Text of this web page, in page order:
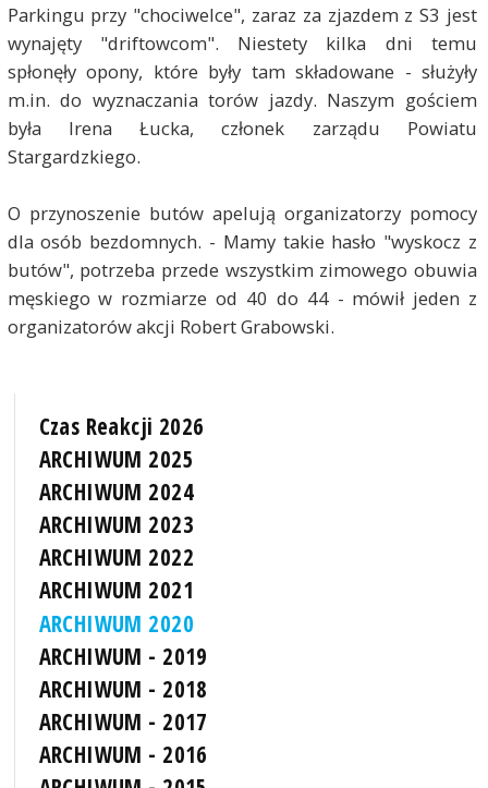
Parkingu przy "chociwelce", zaraz za zjazdem z S3 jest
wynajęty "driftowcom". Niestety kilka dni temu
spłonęły opony, które były tam składowane - służyły
m.in. do wyznaczania torów jazdy. Naszym gościem
była Irena Łucka, członek zarządu Powiatu
Stargardzkiego.
O przynoszenie butów apelują organizatorzy pomocy
dla osób bezdomnych. - Mamy takie hasło "wyskocz z
butów", potrzeba przede wszystkim zimowego obuwia
męskiego w rozmiarze od 40 do 44 - mówił jeden z
organizatorów akcji Robert Grabowski.
Czas Reakcji 2026
ARCHIWUM 2025
ARCHIWUM 2024
ARCHIWUM 2023
ARCHIWUM 2022
ARCHIWUM 2021
ARCHIWUM 2020
ARCHIWUM - 2019
ARCHIWUM - 2018
ARCHIWUM - 2017
ARCHIWUM - 2016